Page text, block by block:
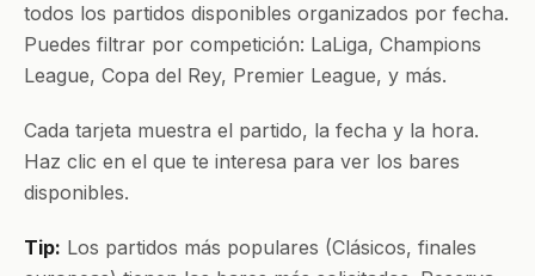
todos los partidos disponibles organizados por fecha.
Puedes filtrar por competición: LaLiga, Champions
League, Copa del Rey, Premier League, y más.
Cada tarjeta muestra el partido, la fecha y la hora.
Haz clic en el que te interesa para ver los bares
disponibles.
Tip: Los partidos más populares (Clásicos, finales